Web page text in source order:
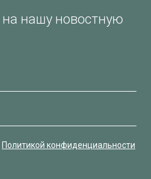
нашу новостную
Политикой конфиденциальности